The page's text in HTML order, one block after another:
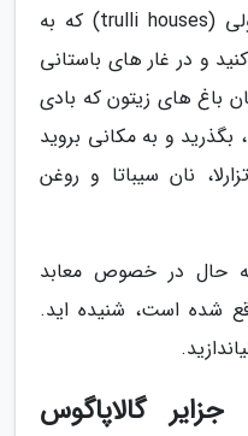
نکات برجسته: از خانه های ترولی (trulli houses) که به
و در غار های باستانی
باغ های زیتون که بادی
و به مکانی بروید
نان سیباتا و روغن
به حال در خصوص معابد
شده است، شنیده اید.
گالاپاگوس